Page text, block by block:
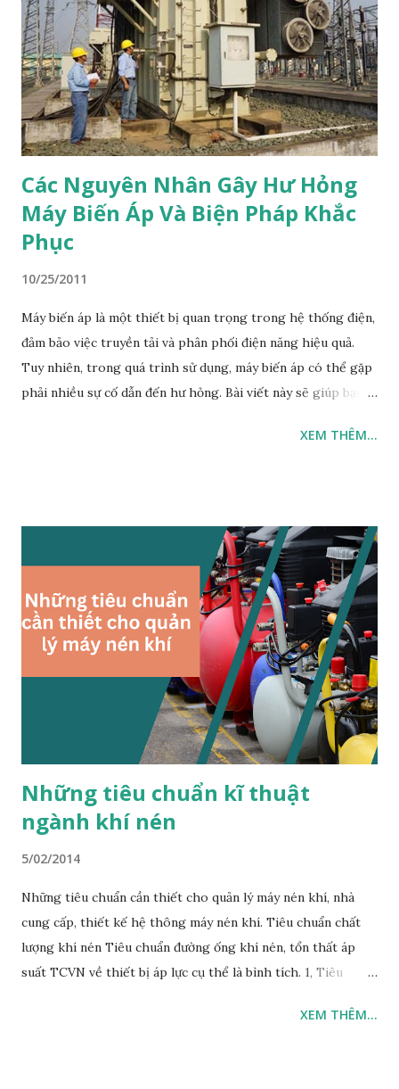
có sử dụng tủ ATS. Các tủ ATS lớn hơn ứng dụng trong trạm
nguồn hoặc nhà máy điện không đề cập trong bài viết này.
Đây là chức năng cơ bản của tủ ATS Ngoài ra, tủ chuyển đổi
nguồn tự động (ATS) thường có chức năng bảo vệ khi điện
lưới và điện máy phát bị sự cố như:mất pha, mất trung tính,
thấp áp (tuỳ chỉnh) t...
Các Nguyên Nhân Gây Hư Hỏng
Máy Biến Áp Và Biện Pháp Khắc
Phục
10/25/2011
Máy biến áp là một thiết bị quan trọng trong hệ thống điện,
đảm bảo việc truyền tải và phân phối điện năng hiệu quả.
Tuy nhiên, trong quá trình sử dụng, máy biến áp có thể gặp
phải nhiều sự cố dẫn đến hư hỏng. Bài viết này sẽ giúp bạn
áp và biện pháp khắc phục hiệu quả. Các Nguyên Nhân Gây
hỏng cách điện và giảm tuổi thọ của thiết bị. Biện pháp khắc
phục: Thường xuyên kiểm tra và theo dõi tải điện. Sử dụng
thiết bị bảo vệ quá tải để ngắt điện khi phát hiện quá tải. Sự
cố cách điện Các lớp cách điện trong máy biến áp có thể bị
hỏng do điều kiện môi trường như độ ẩm, bụi bẩn, hay hóa
chất. Khi lớp cách điện bị suy giảm, nguy cơ ngắn mạch và hư
hỏng máy biến áp tăng lên. Biện pháp khắc phục: Định kỳ
kiểm tra và vệ sinh máy biến áp để loại bỏ bụi bẩn và độ ẩm.
XEM THÊM...
Những tiêu chuẩn kĩ thuật
ngành khí nén
5/02/2014
Những tiêu chuẩn cần thiết cho quản lý máy nén khí, nhà
cung cấp, thiết kế hệ thông máy nén khí. Tiêu chuẩn chất
lượng khí nén Tiêu chuẩn đường ống khí nén, tổn thất áp
suất TCVN về thiết bị áp lực cụ thể là bình tích. 1, Tiêu
khí nén. Giúp người mua lựa chọn thiết bị, công nghệ của hệ
XEM THÊM...